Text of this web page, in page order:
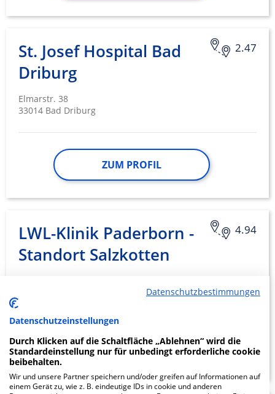
2.47
St. Josef Hospital Bad
Driburg
Elmarstr. 38
33014 Bad Driburg
ZUM PROFIL
4.94
LWL-Klinik Paderborn -
Standort Salzkotten
ZUM PROFIL
Datenschutzbestimmungen
Datenschutzeinstellungen
Durch Klicken auf die Schaltfläche „Ablehnen“ wird die
Standardeinstellung nur für unbedingt erforderliche cookie
beibehalten.
Wir und unsere Partner speichern und/oder greifen auf Informationen auf
einem Gerät zu, wie z. B. eindeutige IDs in cookie und anderen